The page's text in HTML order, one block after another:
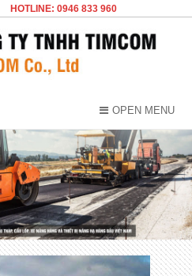
HOTLINE: 0946 833 960
OPEN MENU